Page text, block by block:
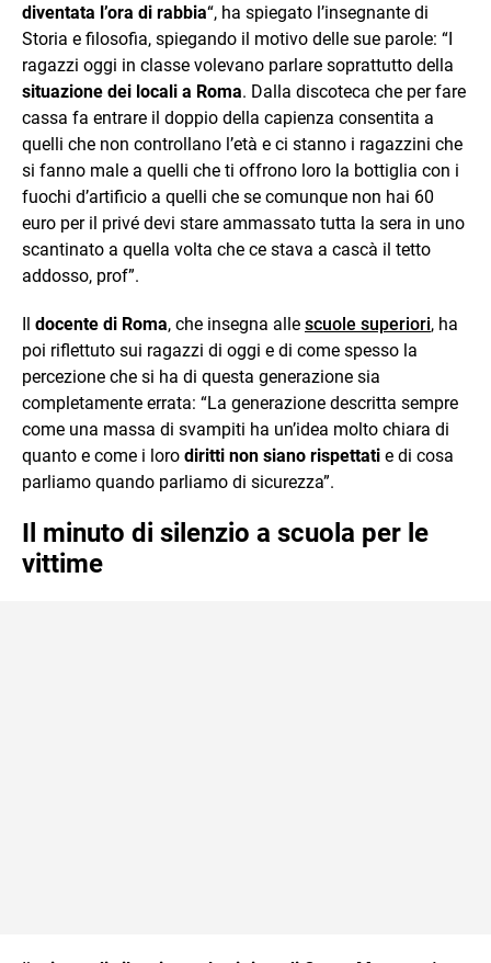
diventata l’ora di rabbia“, ha spiegato l’insegnante di
Storia e filosofia, spiegando il motivo delle sue parole: “I
ragazzi oggi in classe volevano parlare soprattutto della
situazione dei locali a Roma. Dalla discoteca che per fare
cassa fa entrare il doppio della capienza consentita a
quelli che non controllano l’età e ci stanno i ragazzini che
si fanno male a quelli che ti offrono loro la bottiglia con i
fuochi d’artificio a quelli che se comunque non hai 60
euro per il privé devi stare ammassato tutta la sera in uno
scantinato a quella volta che ce stava a cascà il tetto
addosso, prof”.
Il docente di Roma, che insegna alle scuole superiori, ha
poi riflettuto sui ragazzi di oggi e di come spesso la
percezione che si ha di questa generazione sia
completamente errata: “La generazione descritta sempre
come una massa di svampiti ha un’idea molto chiara di
quanto e come i loro diritti non siano rispettati e di cosa
parliamo quando parliamo di sicurezza”.
Il minuto di silenzio a scuola per le
vittime